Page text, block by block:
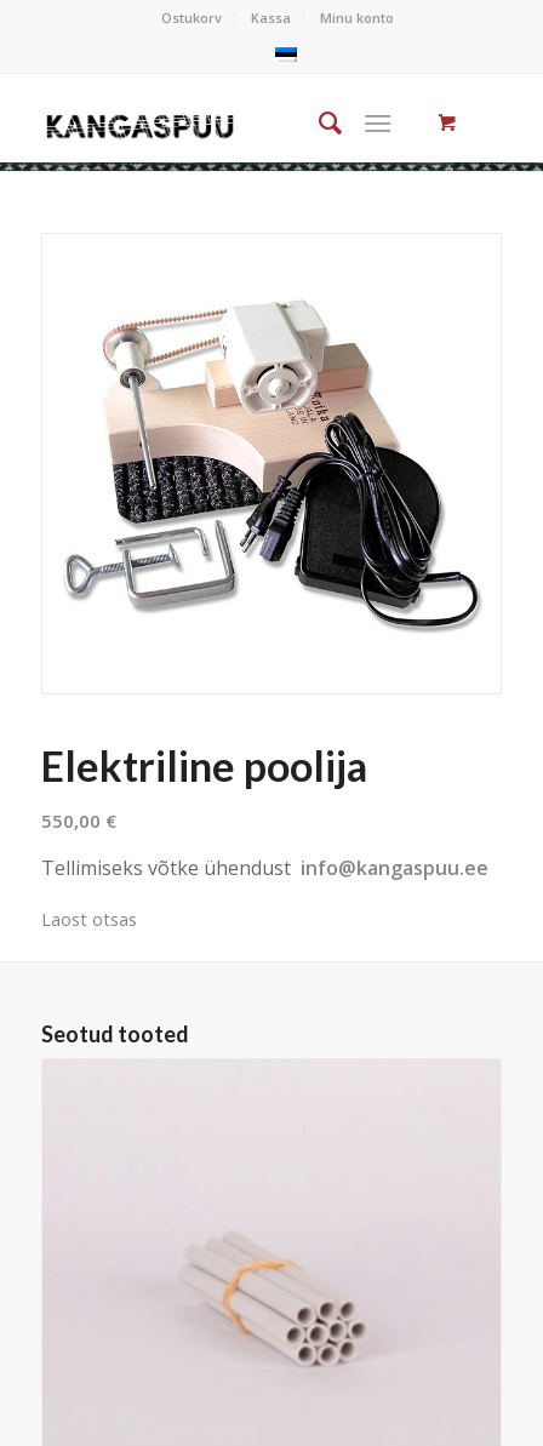
Ostukorv Kassa Minu konto
Elektriline poolija
550,00 €
Tellimiseks võtke ühendust info@kangaspuu.ee
Laost otsas
Seotud tooted